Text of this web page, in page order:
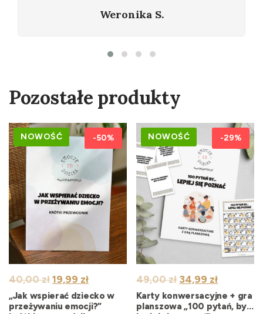
Weronika S.
Pozostałe produkty
40,00zł Pierwotna
cena
wynosiła:
19,99 złAktualna
cena
wynosi:
-50%
„Jak wspierać dziecko w
przeżywaniu emocji?”
NOWOŚĆ
49,00zł Pierwotna
cena
wynosiła:
34,99 złAktualna
cena
wynosi:
-29%
Karty konwersacyjne + gra
planszowa „100 pytań, by…
NOWOŚĆ